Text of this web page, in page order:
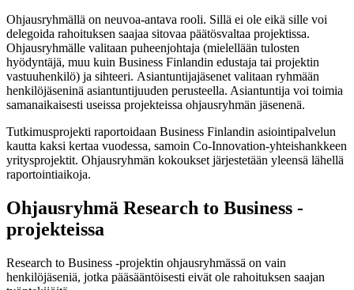
Ohjausryhmällä on neuvoa-antava rooli. Sillä ei ole eikä sille voi
delegoida rahoituksen saajaa sitovaa päätösvaltaa projektissa.
Ohjausryhmälle valitaan puheenjohtaja (mielellään tulosten
hyödyntäjä, muu kuin Business Finlandin edustaja tai projektin
vastuuhenkilö) ja sihteeri. Asiantuntijajäsenet valitaan ryhmään
henkilöjäseninä asiantuntijuuden perusteella. Asiantuntija voi toimia
samanaikaisesti useissa projekteissa ohjausryhmän jäsenenä.
Tutkimusprojekti raportoidaan Business Finlandin asiointipalvelun
kautta kaksi kertaa vuodessa, samoin Co-Innovation-yhteishankkeen
yritysprojektit. Ohjausryhmän kokoukset järjestetään yleensä lähellä
raportointiaikoja.
Ohjausryhmä Research to Business -
projekteissa
Research to Business -projektin ohjausryhmässä on vain
henkilöjäseniä, jotka pääsääntöisesti eivät ole rahoituksen saajan